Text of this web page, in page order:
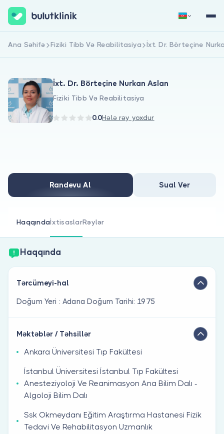
Həkimlər üçün
Həkim siniz?
Qeydiyyat Daxil Ol
Ana Səhifə Fiziki Tibb Və Reabilitasiya İxt. Dr. Börteçine
İxt. Dr. Börteçine Nurkan Aslan
Fiziki Tibb Və Reabilitasiya
0.0Hələ rəy yoxdur
Randevu Al Sual Ver
HaqqındaİxtisaslarRəylər
Haqqında
Tərcümeyi-hal
Doğum Yeri : Adana Doğum Tarihi: 1975
Məktəblər / Təhsillər
Ankara Üniversitesi Tıp Fakültesi
İstanbul Üniversitesi İstanbul Tıp Fakültesi
Anesteziyoloji Ve Reanimasyon Ana Bilim Dalı -
Algoloji Bilim Dalı
Ssk Okmeydanı Eğitim Araştırma Hastanesi Fizik
Tedavi Ve Rehabilitasyon Uzmanlık